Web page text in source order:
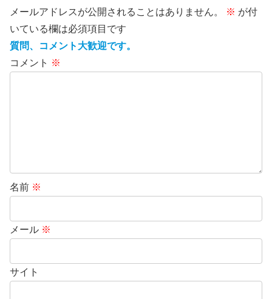
メールアドレスが公開されることはありません。 ※ が付
いている欄は必須項目です
質問、コメント大歓迎です。
コメント ※
名前 ※
メール ※
サイト